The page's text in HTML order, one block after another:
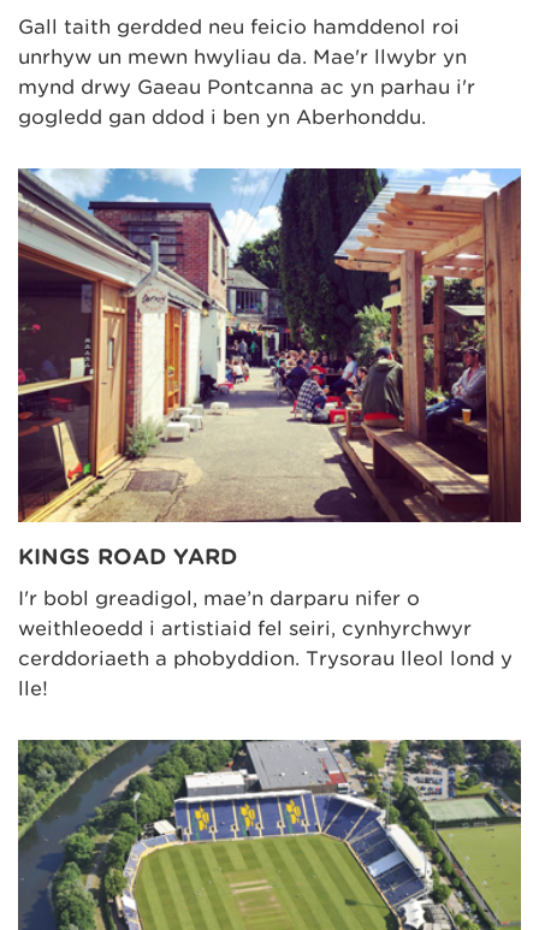
Gall taith gerdded neu feicio hamddenol roi
unrhyw un mewn hwyliau da. Mae'r llwybr yn
mynd drwy Gaeau Pontcanna ac yn parhau i'r
gogledd gan ddod i ben yn Aberhonddu.
KINGS ROAD YARD
I'r bobl greadigol, mae’n darparu nifer o
weithleoedd i artistiaid fel seiri, cynhyrchwyr
cerddoriaeth a phobyddion. Trysorau lleol lond y
lle!